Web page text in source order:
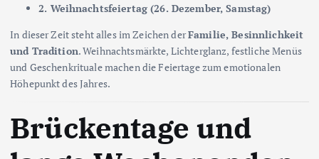
2. Weihnachtsfeiertag (26. Dezember, Samstag)
In dieser Zeit steht alles im Zeichen derFamilie, Besinnlichkeit
und Tradition. Weihnachtsmärkte, Lichterglanz, festliche Menüs
und Geschenkrituale machen die Feiertage zum emotionalen
Höhepunkt des Jahres.
Brückentage und